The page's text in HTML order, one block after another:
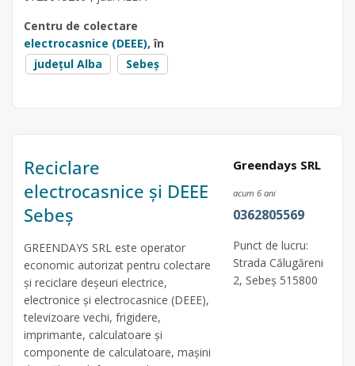
Centru de colectare
electrocasnice (DEEE), în
județul Alba
Sebeș
Reciclare
electrocasnice și DEEE
Sebeș
GREENDAYS SRL este operator
economic autorizat pentru colectare
și reciclare deșeuri electrice,
electronice și electrocasnice (DEEE),
televizoare vechi, frigidere,
imprimante, calculatoare și
componente de calculatoare, mașini
Greendays SRL
acum 6 ani
0362805569
Punct de lucru:
Strada Călugăreni
2, Sebeș 515800